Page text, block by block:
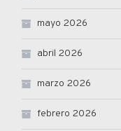
mayo 2026
abril 2026
marzo 2026
febrero 2026